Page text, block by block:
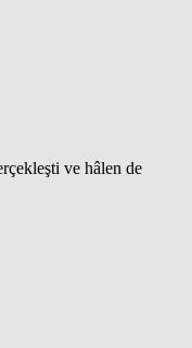
ve hâlen de